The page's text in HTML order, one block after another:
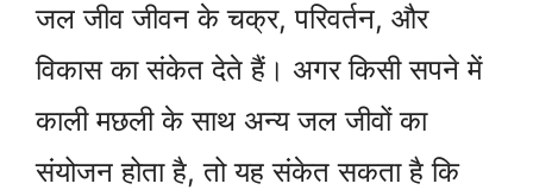
जल जीव जीवन के चक्र, परिवर्तन, और
विकास का संकेत देते हैं। अगर किसी सपने में
काली मछली के साथ अन्य जल जीवों का
संयोजन होता है, तो यह संकेत सकता है कि